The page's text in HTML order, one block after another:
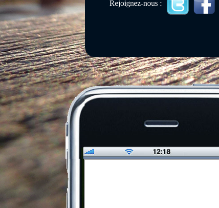
Rejoignez-nous :